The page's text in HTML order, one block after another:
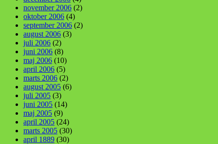
november 2006 (2)
oktober 2006 (4)
september 2006 (2)
august 2006 (3)
juli 2006 (2)
juni 2006 (8)
maj 2006 (10)
april 2006 (5)
marts 2006 (2)
august 2005 (6)
juli 2005 (3)
juni 2005 (14)
maj 2005 (9)
april 2005 (24)
marts 2005 (30)
april 1889 (30)